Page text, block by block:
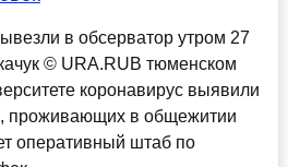
в обсерватор утром 27
© URA.RUВ тюменском
коронавирус выявили
проживающих в общежитии
оперативный штаб по